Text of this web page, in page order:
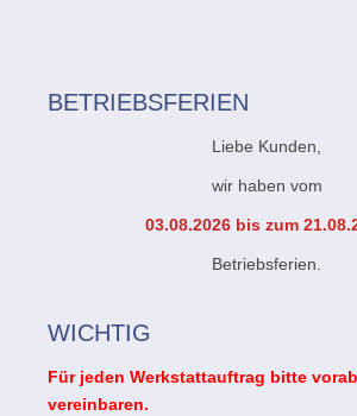
BETRIEBSFERIEN
Liebe Kunden,
wir haben vom
03.08.2026 bis zum
Betriebsferien.
WICHTIG
Für jeden Werkstattauftrag bitte
vereinbaren.